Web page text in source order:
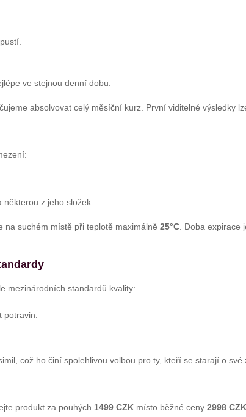
ve stejnou denní dobu.
absolvovat celý měsíční kurz. První viditelné výsledky
z jeho složek.
na suchém místě při teplotě maximálně 25°C. Doba expirace
mezinárodních standardů kvality:
potravin.
což ho činí spolehlivou volbou pro ty, kteří se starají o své
produkt za pouhých 1499 CZK místo běžné ceny 2998 CZK